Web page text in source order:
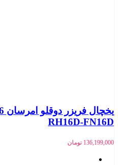
RH16D-FN16D
136,199,000 تومان